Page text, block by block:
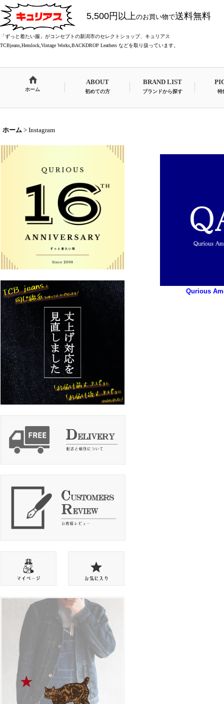
5,500円以上のお買い物で送料無料
「ずっと着たい服」がコンセプトの新潟市のセレクトショップ、キュリアス
TCBjeans,Hemlock,Vintage Works,BACKDROP Leathers などを取り扱っています。
ホーム
ABOUT
初めての方
BRAND LIST
ブランドから探す 特
ホーム > Instagram
Qurious